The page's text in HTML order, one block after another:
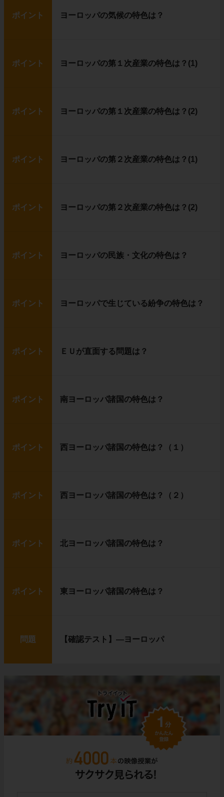
ポイント ヨーロッパの気候の特色は？
ポイント ヨーロッパの第１次産業の特色は？(1)
ポイント ヨーロッパの第１次産業の特色は？(2)
ポイント ヨーロッパの第２次産業の特色は？(1)
ポイント ヨーロッパの第２次産業の特色は？(2)
ポイント ヨーロッパの民族・文化の特色は？
ポイント ヨーロッパで生じている紛争の特色は？
ポイント ＥＵが直面する問題は？
ポイント 南ヨーロッパ諸国の特色は？
ポイント 西ヨーロッパ諸国の特色は？（１）
ポイント 西ヨーロッパ諸国の特色は？（２）
ポイント 北ヨーロッパ諸国の特色は？
ポイント 東ヨーロッパ諸国の特色は？
問題 【確認テスト】―ヨーロッパ